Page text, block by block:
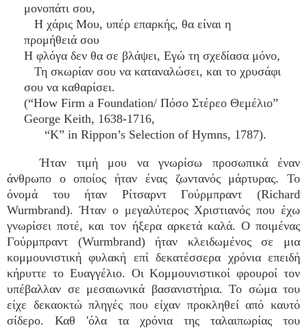
μονοπάτι σου,
Η χάρις Μου, υπέρ επαρκής, θα είναι η
προμήθειά σου
Η φλόγα δεν θα σε βλάψει, Εγώ τη σχεδίασα μόνο,
Τη σκωρίαν σου να καταναλώσει, και το χρυσάφι
σου να καθαρίσει.
(“How Firm a Foundation/ Πόσο Στέρεο Θεμέλιο”
George Keith, 1638-1716,
“K” in Rippon’s Selection of Hymns, 1787).
Ήταν τιμή μου να γνωρίσω προσωπικά έναν
άνθρωπο ο οποίος ήταν ένας ζωντανός μάρτυρας. Το
όνομά του ήταν Ρίτσαρντ Γούρμπραντ (Richard
Wurmbrand). Ήταν ο μεγαλύτερος Χριστιανός που έχω
γνωρίσει ποτέ, και τον ήξερα αρκετά καλά. Ο ποιμένας
Γούρμπραντ (Wurmbrand) ήταν κλειδωμένος σε μια
κομμουνιστική φυλακή επί δεκατέσσερα χρόνια επειδή
κήρυττε το Ευαγγέλιο. Οι Κομμουνιστικοί φρουροί τον
υπέβαλλαν σε μεσαιωνικά βασανιστήρια. Το σώμα του
είχε δεκαοκτώ πληγές που είχαν προκληθεί από καυτό
σίδερο. Καθ 'όλα τα χρόνια της ταλαιπωρίας του